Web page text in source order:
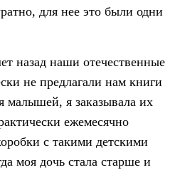
для нее это были одни
назад наши отечественные
не предлагали нам книги
малышей, я заказывала их
ежемесячно
с такими детскими
моя дочь стала старше и